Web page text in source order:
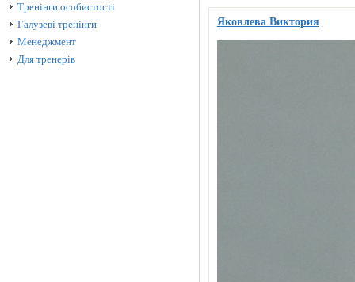
Тренінги особистості
Галузеві тренінги
Менеджмент
Для тренерів
Яковлева Виктория